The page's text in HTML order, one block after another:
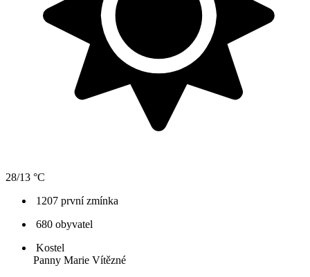
28/13 °C
1207 první zmínka
680 obyvatel
Kostel
Panny Marie Vítězné